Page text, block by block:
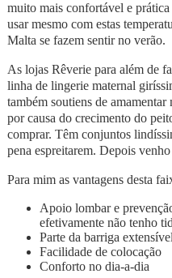
muito mais confortável e
usar mesmo com estas
Malta se fazem sentir no verão.
As lojas Rêverie para além de
linha de lingerie maternal
também soutiens de
por causa do crecimento do
comprar. Têm conjuntos
pena espreitarem. Depois
Para mim as vantagens desta
Apoio lombar e
efetivamente não tenho
Parte da barriga
Facilidade de colocação
Conforto no dia-a-dia